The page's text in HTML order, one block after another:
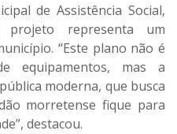
de Assistência Social,
representa um
“Este plano não é
equipamentos, mas a
moderna, que busca
morretense fique para
destacou.